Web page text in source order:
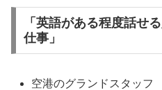
「英語がある程度話せ
仕事」
空港のグランドスタッフ